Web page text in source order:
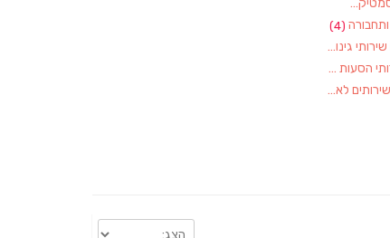
(4)
שירותי גינון, גננות
הסעות (1)
שירותים לאירועים